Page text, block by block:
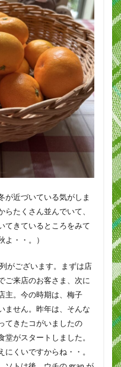
が近づいている気がしま
たくさん並んでいて、
てきているところをみて
・・。）
がございます。まずは店
ご来店のお客さま、次に
主。今の時期は、梅子
ません。昨年は、そんな
てきたコがいましたの
がスタートしました。
くいですからね・・。